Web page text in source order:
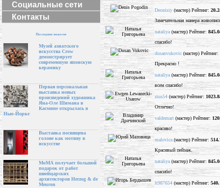
Социальные сети
Контакты
Последние новости
Музей азиатского
искусства Crow
демонстрирует
современную японскую
керамику
Первая персональная
выставка новых
произведений художника
Яна-Оле Шимана в
Касмине открылась в
Нью-Йорке
Выставка посвящена
голове как мотиву в
искусстве
МоМА получает большой
подарок от работ
швейцарских
архитекторов Herzog & de
Meuron
Deonisiy (мастер) Рейтинг:
Замечательная манера
nataliya (мастер) Рейтинг:
спасибо!
dusanvukovic (мастер) Рейтинг:
Прекрасно !
nataliya (мастер) Рейтинг:
всем спасибо!
zius54 (мастер) Рейтинг:
Отлично!
valdemart (мастер) Рейтинг:
красиво!
malovica (мастер) Рейтинг:
Красивый пейзаж.
nataliya (мастер) Рейтинг:
спасибо!
lt987654 (мастер) Рейтинг: